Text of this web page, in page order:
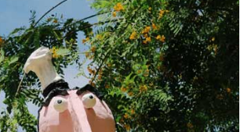
festa del llagosti